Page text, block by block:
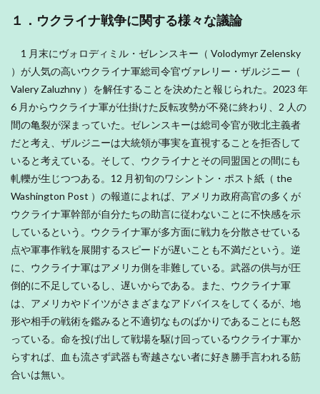
１．ウクライナ戦争に関する様々な議論
1 月末にヴォロディミル・ゼレンスキー（ Volodymyr Zelensky
）が人気の高いウクライナ軍総司令官ヴァレリー・ザルジニー（
Valery Zaluzhny ）を解任することを決めたと報じられた。2023 年
6 月からウクライナ軍が仕掛けた反転攻勢が不発に終わり、2 人の
間の亀裂が深まっていた。ゼレンスキーは総司令官が敗北主義者
だと考え、ザルジニーは大統領が事実を直視することを拒否して
いると考えている。そして、ウクライナとその同盟国との間にも
軋轢が生じつつある。12 月初旬のワシントン・ポスト紙（ the
Washington Post ）の報道によれば、アメリカ政府高官の多くが
ウクライナ軍幹部が自分たちの助言に従わないことに不快感を示
しているという。ウクライナ軍が多方面に戦力を分散させている
点や軍事作戦を展開するスピードが遅いことも不満だという。逆
に、ウクライナ軍はアメリカ側を非難している。武器の供与が圧
倒的に不足しているし、遅いからである。また、ウクライナ軍
は、アメリカやドイツがさまざまなアドバイスをしてくるが、地
形や相手の戦術を鑑みると不適切なものばかりであることにも怒
っている。命を投げ出して戦場を駆け回っているウクライナ軍か
らすれば、血も流さず武器も寄越さない者に好き勝手言われる筋
合いは無い。